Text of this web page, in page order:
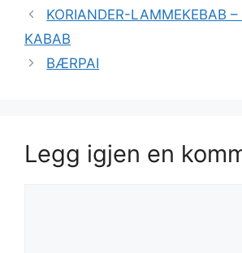
KORIANDER-LAMMEKEBAB
KABAB
BÆRPAI
Legg igjen en